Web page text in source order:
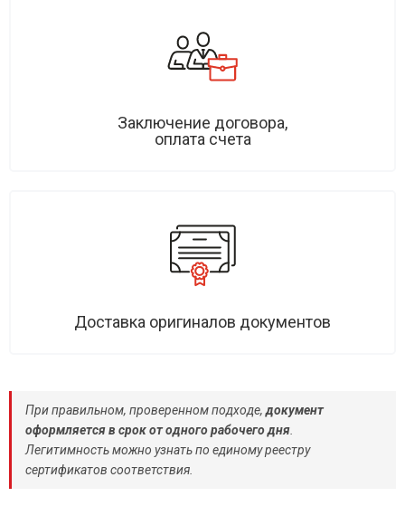
Заключение договора,
оплата счета
Доставка оригиналов документов
При правильном, проверенном подходе,документ
оформляется в срок от одного рабочего дня
Легитимность можно узнать по единому реестру
сертификатов соответствия.